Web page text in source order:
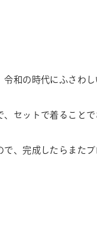
和の時代にふさわ
、セットで着ること
で、完成したらまた